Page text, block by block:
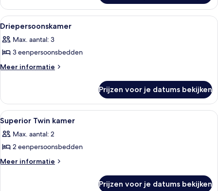
(1)
Alle
foto's
voor
Driepersoonskamer
laden
Een badkamer met een wit toilet,
2
Driepersoonskamer
Max. aantal: 3
3 eenpersoonsbedden
Meer informatie
Meer
Prijzen voor je datums bekijken
Alle
foto's
voor
Superior
Twin
Een moderne badkamer met een
2
Superior Twin kamer
Max. aantal: 2
2 eenpersoonsbedden
Meer informatie
Meer
Prijzen voor je datums bekijken